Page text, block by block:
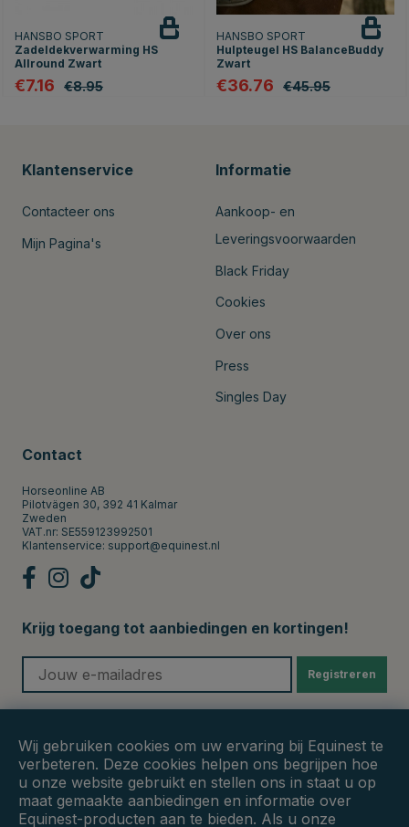
HANSBO SPORT
Zadeldekverwarming HS
Allround Zwart
€7.16 €8.95
HANSBO SPORT
Hulpteugel HS BalanceBuddy
Zwart
€36.76 €45.95
Klantenservice
Contacteer ons
Mijn Pagina's
Informatie
Aankoop- en
Leveringsvoorwaarden
Black Friday
Cookies
Over ons
Press
Singles Day
Contact
Horseonline AB
Pilotvägen 30, 392 41 Kalmar
Zweden
VAT.nr: SE559123992501
Klantenservice: support@equinest.nl
Krijg toegang tot aanbiedingen en kortingen!
Registreren
Wij gebruiken cookies om uw ervaring bij Equinest te
verbeteren. Deze cookies helpen ons begrijpen hoe
u onze website gebruikt en stellen ons in staat u op
maat gemaakte aanbiedingen en informatie over
Equinest-producten aan te bieden. Als u onze